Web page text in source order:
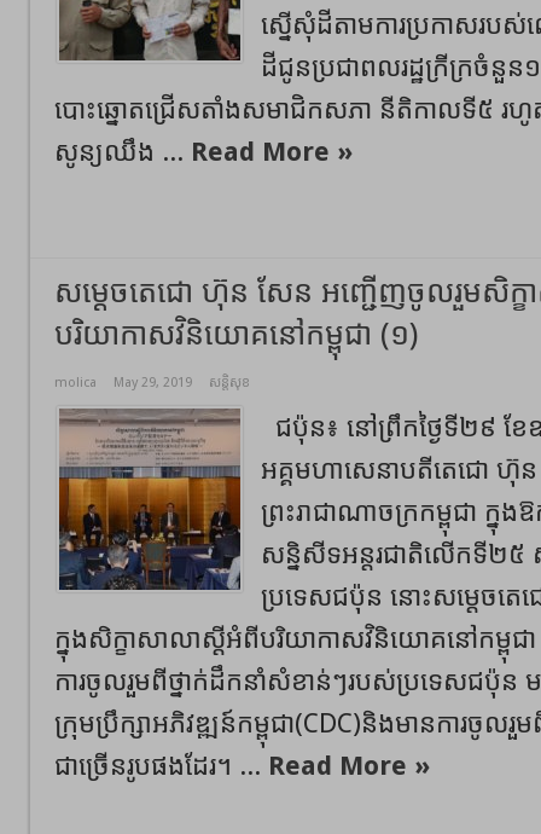
ស្នើសុំដីតាមការប្រកាសរប
ដីជូនប្រជាពលរដ្ឋក្រីក្រចំនួ
បោះឆ្នោតជ្រើសតាំងសមាជិកសភា នីតិកាលទី៥ រហូ
សូន្យឈឹង ... Read More »
សម្ដេចតេជោ ហ៊ុន សែន អញ្ជើញចូលរួមសិក្ខ
បរិយាកាសវិនិយោគនៅកម្ពុជា (១)
molica May 29, 2019 សន្តិសុខ
ជប៉ុន៖ នៅព្រឹកថ្ងៃទី២៩ ខែ
អគ្គមហាសេនាបតីតេជោ ហ៊ុន
ព្រះរាជាណាចក្រកម្ពុជា ក្នុ
សន្និសីទអន្តរជាតិលើកទី២
ប្រទេសជប៉ុន នោះសម្តេចត
ក្នុងសិក្ខាសាលាស្ដីអំពីបរិយាកាសវិនិយោគនៅកម្ពុជ
ការចូលរួមពីថ្នាក់ដឹកនាំសំខាន់ៗរបស់ប្រទេសជប៉ុន មន្ត្
ក្រុមប្រឹក្សាអភិវឌ្ឍន៍កម្ពុជា(CDC)និងមានការចូល
ជាច្រើនរូបផងដែរ។ ... Read More »